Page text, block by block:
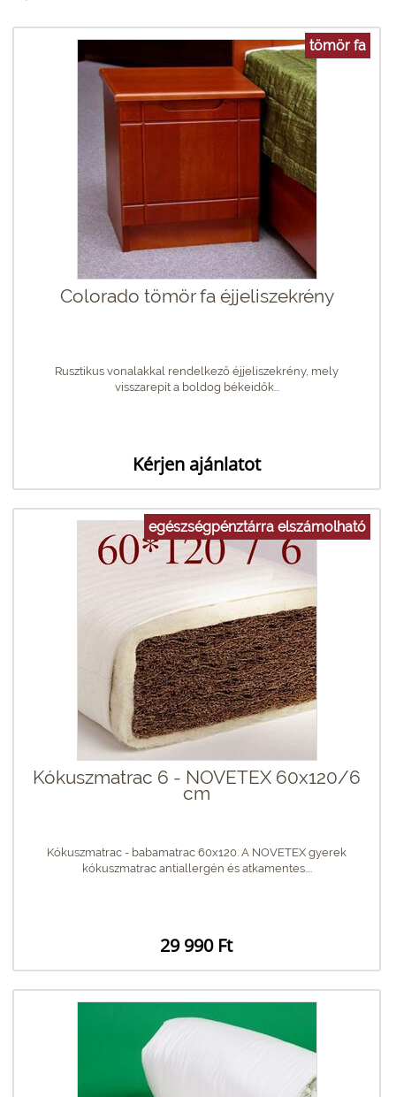
tömör fa
Colorado tömör fa éjjeliszekrény
Rusztikus vonalakkal rendelkező éjjeliszekrény, mely
visszarepít a boldog békeidők...
Kérjen ajánlatot
egészségpénztárra elszámolható
Kókuszmatrac 6 - NOVETEX 60x120/6
cm
Kókuszmatrac - babamatrac 60x120. A NOVETEX gyerek
kókuszmatrac antiallergén és atkamentes....
29 990 Ft